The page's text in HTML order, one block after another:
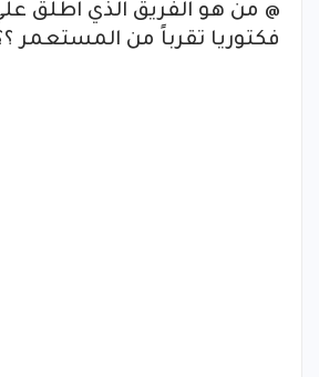
@ من هو الفريق الذي اطلق
فكتوريا تقرباً من المستعمر